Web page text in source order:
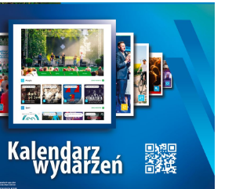
spędzić letnie przedpołudnia w
przyjaznej, kinowej atmosferze, z
dobrym filmem, humorem i
wartościowym przesłaniem.
Seanse odbywać się będą przez
całe wakacje - w lipcu i sierpniu -
o godz. 10:30. W programie
znalazły się animacje, komedie
oraz familijne przygody, które
przypadną do gustu zarówno
najmłodszym widzom, jak i nieco
starszej publiczności.